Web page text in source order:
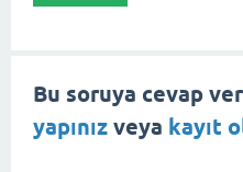
Bu soruya cevap
yapınız veya kayıt